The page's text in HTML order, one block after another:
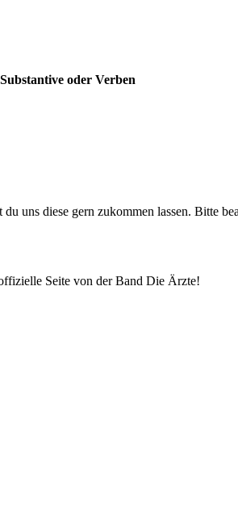
oder Verben
uns diese gern zukommen lassen. Bitte
Seite von der Band Die Ärzte!